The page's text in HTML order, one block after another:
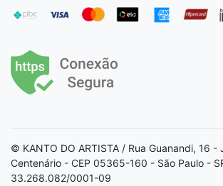
© KANTO DO ARTISTA / Rua Guanandi, 16 -
Centenário - CEP 05365-160 - São Paulo -
33.268.082/0001-09